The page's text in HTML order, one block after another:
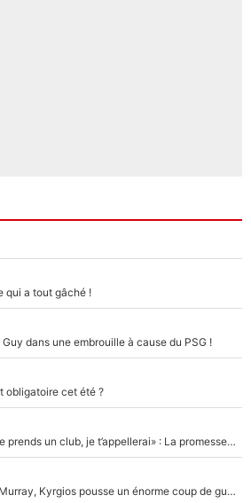
qui a tout gâché !
dans une embrouille à cause du PSG !
obligatoire cet été ?
Mercato - OM - «Dès que je prends un club, je t’appellerai» : La promesse de Marcelino au moment de claquer la porte
Victime de racisme contre Murray, Kyrgios pousse un énorme coup de gueule !